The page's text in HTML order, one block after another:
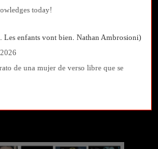
today!
Les enfants vont bien. Nathan Ambrosioni)
de una mujer de verso libre que se